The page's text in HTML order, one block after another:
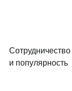
Сотрудничество
и популярность